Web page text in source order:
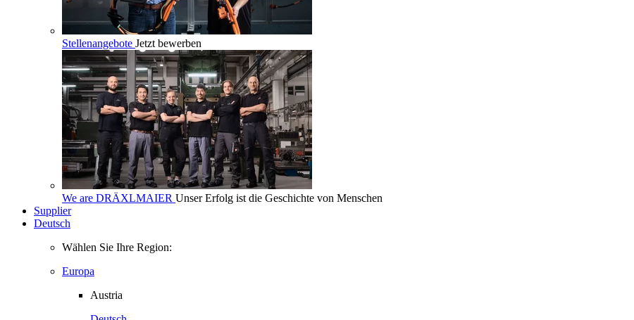
Stellenangebote Jetzt bewerben
We are DRÄXLMAIER Unser Erfolg ist die Geschichte von Menschen
Supplier
Deutsch
Wählen Sie Ihre Region:
Europa
Austria